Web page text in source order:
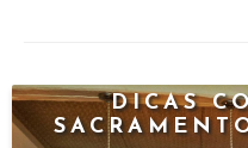
DICAS